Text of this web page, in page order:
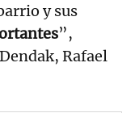
y sus
”,
Rafael